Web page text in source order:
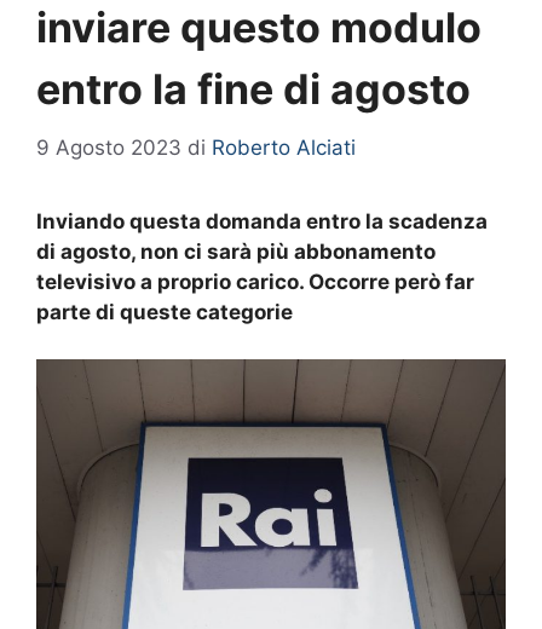
inviare questo modulo
entro la fine di agosto
9 Agosto 2023 di Roberto Alciati
Inviando questa domanda entro la scadenza
di agosto, non ci sarà più abbonamento
televisivo a proprio carico. Occorre però far
parte di queste categorie